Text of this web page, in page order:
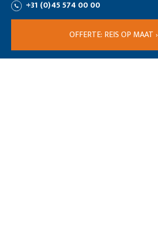
+31 (0)45 574 00 00
OFFERTE: REIS OP MAAT ›